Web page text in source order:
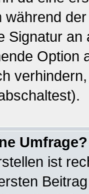
während
Signatur
Option
Umfrage?
ist